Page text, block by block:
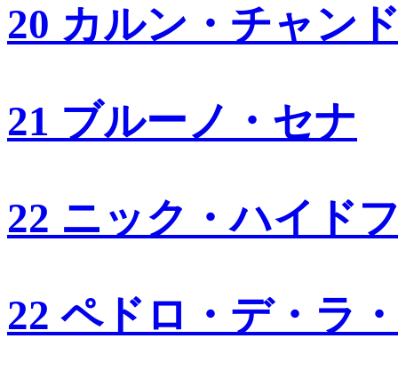
20 カルン・チャン
21 ブルーノ・セナ
22 ニック・ハイド
22 ペドロ・デ・ラ